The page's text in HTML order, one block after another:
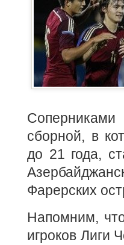
сборной, в
до 21 года,
Фарерских
Напомним,
игроков Лиги